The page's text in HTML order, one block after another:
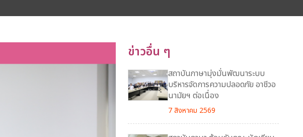
ข่าวอื่น ๆ
สถาบันภาษามุ่งมั่นพัฒนาระบบ
บริหารจัดการความปลอดภัย อาชีวอ
นามัยฯ ต่อเนื่อง
7 สิงหาคม 2569